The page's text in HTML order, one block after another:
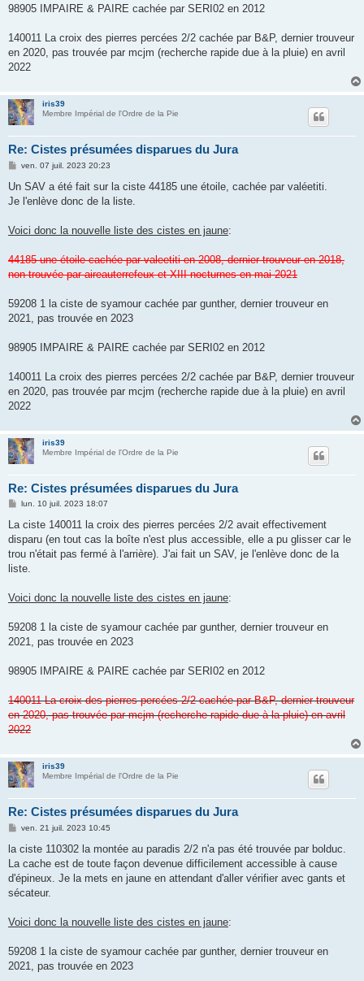
98905 IMPAIRE & PAIRE cachée par SERI02 en 2012
140011 La croix des pierres percées 2/2 cachée par B&P, dernier trouveur
en 2020, pas trouvée par mcjm (recherche rapide due à la pluie) en avril
2022
iris39
Membre Impérial de l'Ordre de la Pie
Re: Cistes présumées disparues du Jura
M
s
a
ven. 07 juil. 2023 20:23
Un SAV a été fait sur la ciste 44185 une étoile, cachée par valéetiti.
Je l'enlève donc de la liste.
Voici donc la nouvelle liste des cistes en jaune:
44185 une étoile cachée par valeetiti en 2008, dernier trouveur en 2018,
non trouvée par aireauterrefeux et XIII nocturnes en mai 2021
59208 1 la ciste de syamour cachée par gunther, dernier trouveur en
2021, pas trouvée en 2023
98905 IMPAIRE & PAIRE cachée par SERI02 en 2012
140011 La croix des pierres percées 2/2 cachée par B&P, dernier trouveur
en 2020, pas trouvée par mcjm (recherche rapide due à la pluie) en avril
2022
iris39
Membre Impérial de l'Ordre de la Pie
Re: Cistes présumées disparues du Jura
M
s
a
g
lun. 10 juil. 2023 18:07
La ciste 140011 la croix des pierres percées 2/2 avait effectivement
disparu (en tout cas la boîte n'est plus accessible, elle a pu glisser car le
trou n'était pas fermé à l'arrière). J'ai fait un SAV, je l'enlève donc de la
liste.
Voici donc la nouvelle liste des cistes en jaune:
59208 1 la ciste de syamour cachée par gunther, dernier trouveur en
2021, pas trouvée en 2023
98905 IMPAIRE & PAIRE cachée par SERI02 en 2012
140011 La croix des pierres percées 2/2 cachée par B&P, dernier trouveur
en 2020, pas trouvée par mcjm (recherche rapide due à la pluie) en avril
2022
iris39
Membre Impérial de l'Ordre de la Pie
Re: Cistes présumées disparues du Jura
M
s
a
g
e
ven. 21 juil. 2023 10:45
la ciste 110302 la montée au paradis 2/2 n'a pas été trouvée par bolduc.
La cache est de toute façon devenue difficilement accessible à cause
d'épineux. Je la mets en jaune en attendant d'aller vérifier avec gants et
sécateur.
Voici donc la nouvelle liste des cistes en jaune:
59208 1 la ciste de syamour cachée par gunther, dernier trouveur en
2021, pas trouvée en 2023